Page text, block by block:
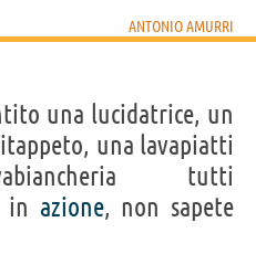
ANTONIO AMURRI
una lucidatrice, un
una lavapiatti
tutti
in azione, non sapete